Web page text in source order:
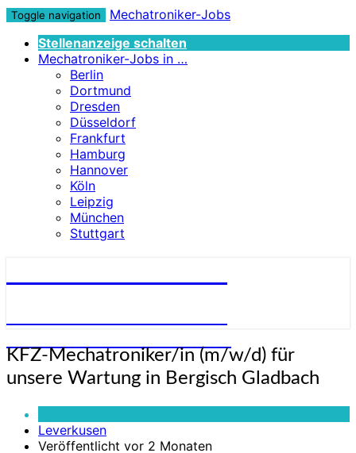
Toggle navigation
Mechatroniker-Jobs
Stellenanzeige schalten
Mechatroniker-Jobs in …
Berlin
Dortmund
Dresden
Düsseldorf
Frankfurt
Hamburg
Hannover
Köln
Leipzig
München
Stuttgart
KFZ-
Mechatroniker/in
(m/w/d)
unsere
Wartung
KFZ-Mechatroniker/in (m/w/d) für
unsere Wartung in Bergisch Gladbach
Leverkusen
Veröffentlicht vor 2 Monaten